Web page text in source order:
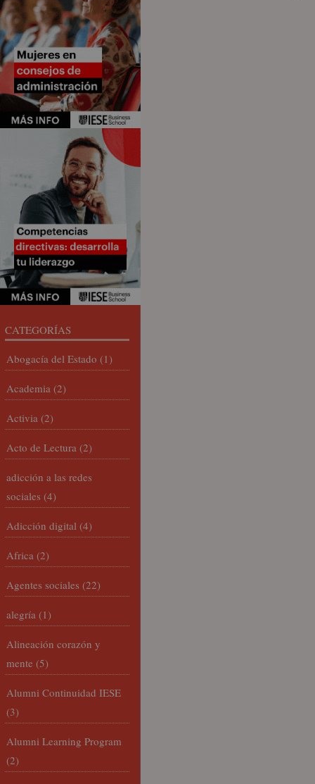
CATEGORÍAS
Abogacía del Estado (1)
Academia (2)
Activia (2)
Acto de Lectura (2)
adicción a las redes
sociales (4)
Adicción digital (4)
Africa (2)
Agentes sociales (22)
alegría (1)
Alineación corazón y
mente (5)
Alumni Continuidad IESE
(3)
Alumni Learning Program
(2)